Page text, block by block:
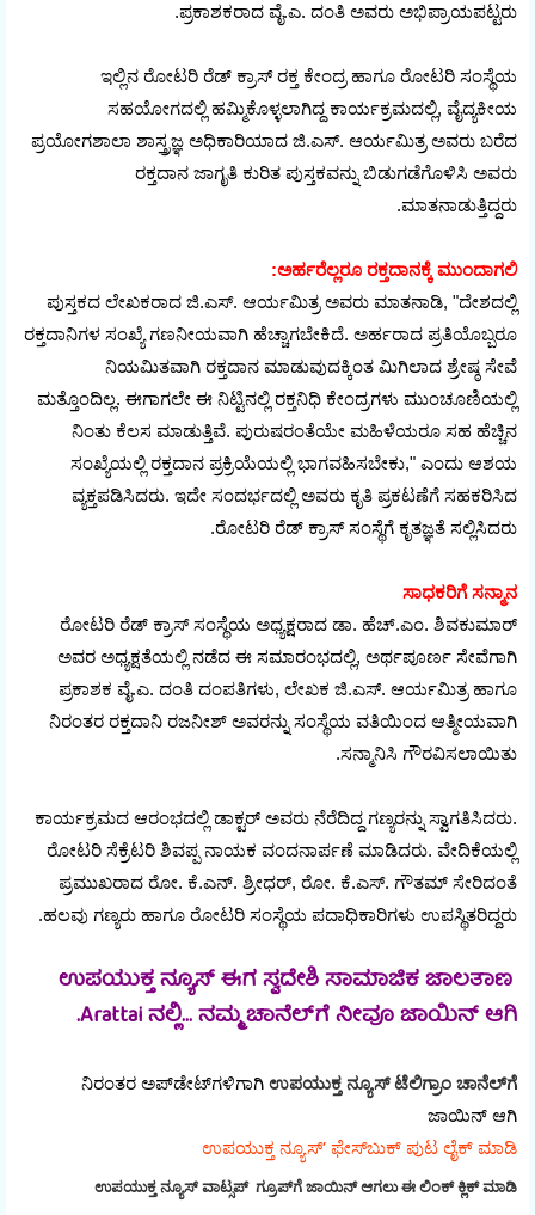
ಪ್ರಕಾಶಕರಾದ ವೈ.ಎ. ದಂತಿ ಅವರು ಅಭಿಪ್ರಾಯಪಟ್ಟರು.
ಇಲ್ಲಿನ ರೋಟರಿ ರೆಡ್ ಕ್ರಾಸ್ ರಕ್ತ ಕೇಂದ್ರ ಹಾಗೂ ರೋಟರಿ ಸಂಸ್ಥೆಯ
ಸಹಯೋಗದಲ್ಲಿ ಹಮ್ಮಿಕೊಳ್ಳಲಾಗಿದ್ದ ಕಾರ್ಯಕ್ರಮದಲ್ಲಿ, ವೈದ್ಯಕೀಯ
ಪ್ರಯೋಗಶಾಲಾ ಶಾಸ್ತ್ರಜ್ಞ ಅಧಿಕಾರಿಯಾದ ಜಿ.ಎಸ್. ಆರ್ಯಮಿತ್ರ ಅವರು ಬರೆದ
ರಕ್ತದಾನ ಜಾಗೃತಿ ಕುರಿತ ಪುಸ್ತಕವನ್ನು ಬಿಡುಗಡೆಗೊಳಿಸಿ ಅವರು
ಮಾತನಾಡುತ್ತಿದ್ದರು.
ಅರ್ಹರೆಲ್ಲರೂ ರಕ್ತದಾನಕ್ಕೆ ಮುಂದಾಗಲಿ:
ಪುಸ್ತಕದ ಲೇಖಕರಾದ ಜಿ.ಎಸ್. ಆರ್ಯಮಿತ್ರ ಅವರು ಮಾತನಾಡಿ, "ದೇಶದಲ್ಲಿ
ರಕ್ತದಾನಿಗಳ ಸಂಖ್ಯೆ ಗಣನೀಯವಾಗಿ ಹೆಚ್ಚಾಗಬೇಕಿದೆ. ಅರ್ಹರಾದ ಪ್ರತಿಯೊಬ್ಬರೂ
ನಿಯಮಿತವಾಗಿ ರಕ್ತದಾನ ಮಾಡುವುದಕ್ಕಿಂತ ಮಿಗಿಲಾದ ಶ್ರೇಷ್ಠ ಸೇವೆ
ಮತ್ತೊಂದಿಲ್ಲ. ಈಗಾಗಲೇ ಈ ನಿಟ್ಟಿನಲ್ಲಿ ರಕ್ತನಿಧಿ ಕೇಂದ್ರಗಳು ಮುಂಚೂಣಿಯಲ್ಲಿ
ನಿಂತು ಕೆಲಸ ಮಾಡುತ್ತಿವೆ. ಪುರುಷರಂತೆಯೇ ಮಹಿಳೆಯರೂ ಸಹ ಹೆಚ್ಚಿನ
ಸಂಖ್ಯೆಯಲ್ಲಿ ರಕ್ತದಾನ ಪ್ರಕ್ರಿಯೆಯಲ್ಲಿ ಭಾಗವಹಿಸಬೇಕು," ಎಂದು ಆಶಯ
ವ್ಯಕ್ತಪಡಿಸಿದರು. ಇದೇ ಸಂದರ್ಭದಲ್ಲಿ ಅವರು ಕೃತಿ ಪ್ರಕಟಣೆಗೆ ಸಹಕರಿಸಿದ
ರೋಟರಿ ರೆಡ್ ಕ್ರಾಸ್ ಸಂಸ್ಥೆಗೆ ಕೃತಜ್ಞತೆ ಸಲ್ಲಿಸಿದರು.
ಸಾಧಕರಿಗೆ ಸನ್ಮಾನ
ರೋಟರಿ ರೆಡ್ ಕ್ರಾಸ್ ಸಂಸ್ಥೆಯ ಅಧ್ಯಕ್ಷರಾದ ಡಾ. ಹೆಚ್.ಎಂ. ಶಿವಕುಮಾರ್
ಅವರ ಅಧ್ಯಕ್ಷತೆಯಲ್ಲಿ ನಡೆದ ಈ ಸಮಾರಂಭದಲ್ಲಿ, ಅರ್ಥಪೂರ್ಣ ಸೇವೆಗಾಗಿ
ಪ್ರಕಾಶಕ ವೈ.ಎ. ದಂತಿ ದಂಪತಿಗಳು, ಲೇಖಕ ಜಿ.ಎಸ್. ಆರ್ಯಮಿತ್ರ ಹಾಗೂ
ನಿರಂತರ ರಕ್ತದಾನಿ ರಜನೀಶ್ ಅವರನ್ನು ಸಂಸ್ಥೆಯ ವತಿಯಿಂದ ಆತ್ಮೀಯವಾಗಿ
ಸನ್ಮಾನಿಸಿ ಗೌರವಿಸಲಾಯಿತು.
ಕಾರ್ಯಕ್ರಮದ ಆರಂಭದಲ್ಲಿ ಡಾಕ್ಟರ್ ಅವರು ನೆರೆದಿದ್ದ ಗಣ್ಯರನ್ನು ಸ್ವಾಗತಿಸಿದರು.
ರೋಟರಿ ಸೆಕ್ರೆಟರಿ ಶಿವಪ್ಪ ನಾಯಕ ವಂದನಾರ್ಪಣೆ ಮಾಡಿದರು. ವೇದಿಕೆಯಲ್ಲಿ
ಪ್ರಮುಖರಾದ ರೋ. ಕೆ.ಎನ್. ಶ್ರೀಧರ್, ರೋ. ಕೆ.ಎಸ್. ಗೌತಮ್ ಸೇರಿದಂತೆ
ಹಲವು ಗಣ್ಯರು ಹಾಗೂ ರೋಟರಿ ಸಂಸ್ಥೆಯ ಪದಾಧಿಕಾರಿಗಳು ಉಪಸ್ಥಿತರಿದ್ದರು.
ಉಪಯುಕ್ತ ನ್ಯೂಸ್ ಈಗ ಸ್ವದೇಶಿ ಸಾಮಾಜಿಕ ಜಾಲತಾಣ
Arattai ನಲ್ಲಿ... ನಮ್ಮ ಚಾನೆಲ್‌ಗೆ ನೀವೂ ಜಾಯಿನ್ ಆಗಿ.
ನಿರಂತರ ಅಪ್‌ಡೇಟ್‌ಗಳಿಗಾಗಿ ಉಪಯುಕ್ತ ನ್ಯೂಸ್‌ ಟೆಲಿಗ್ರಾಂ ಚಾನೆಲ್‌ಗೆ
ಜಾಯಿನ್‌ ಆಗಿ
ಉಪಯುಕ್ತ ನ್ಯೂಸ್‌’ ಫೇಸ್‌ಬುಕ್ ಪುಟ ಲೈಕ್ ಮಾಡಿ
ಉಪಯುಕ್ತ ನ್ಯೂಸ್‌ ವಾಟ್ಸಪ್‌ ಗ್ರೂಪ್‌ಗೆ ಜಾಯಿನ್ ಆಗಲು ಈ ಲಿಂಕ್ ಕ್ಲಿಕ್ ಮಾಡಿ